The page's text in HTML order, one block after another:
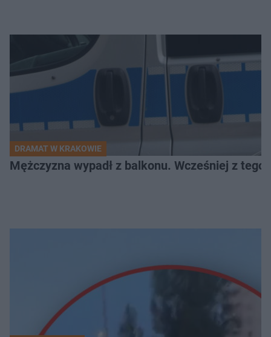
DRAMAT W KRAKOWIE
Mężczyzna wypadł z balkonu. Wcześniej z